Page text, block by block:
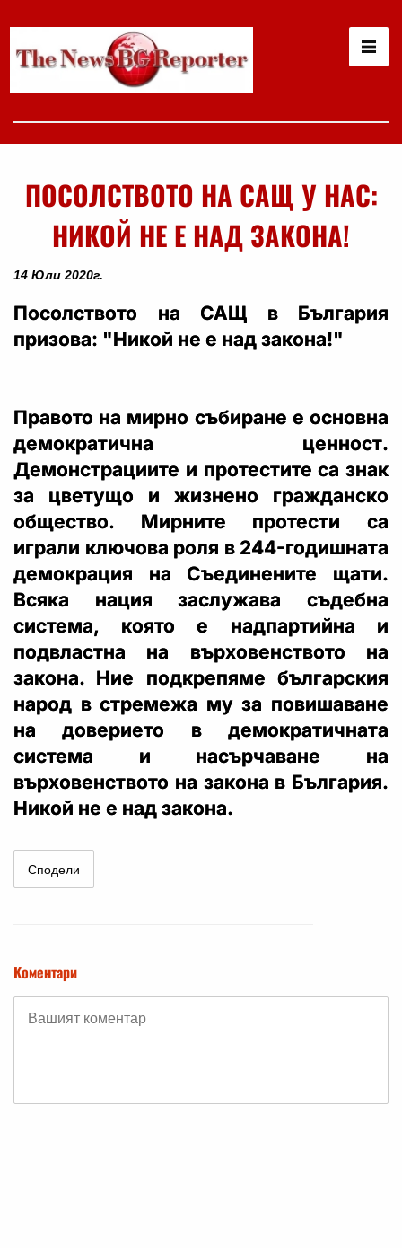
ПОСОЛСТВОТО НА САЩ У НАС:
НИКОЙ НЕ Е НАД ЗАКОНА!
14 Юли 2020г.
Посолството на САЩ в България
призова: "Никой не е над закона!"
Правото на мирно събиране е основна
демократична ценност.
Демонстрациите и протестите са знак
за цветущо и жизнено гражданско
общество. Мирните протести са
играли ключова роля в 244-годишната
демокрация на Съединените щати.
Всяка нация заслужава съдебна
система, която е надпартийна и
подвластна на върховенството на
закона. Ние подкрепяме българския
народ в стремежа му за повишаване
на доверието в демократичната
система и насърчаване на
върховенството на закона в България.
Никой не е над закона.
Сподели
Коментари